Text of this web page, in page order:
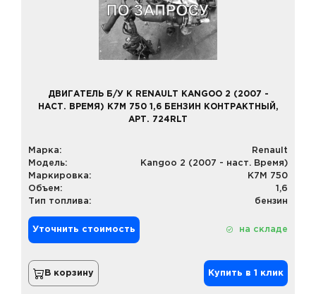
ДВИГАТЕЛЬ Б/У К RENAULT KANGOO 2 (2007 -
НАСТ. ВРЕМЯ) K7M 750 1,6 БЕНЗИН КОНТРАКТНЫЙ,
АРТ. 724RLT
Марка:
Renault
Модель:
Kangoo 2 (2007 - наст. Время)
Маркировка:
K7M 750
Объем:
1,6
Тип топлива:
бензин
Уточнить стоимость на складе
В корзину Купить в 1 клик